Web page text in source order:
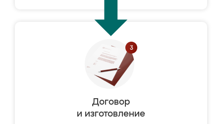
Договор
и изготовление